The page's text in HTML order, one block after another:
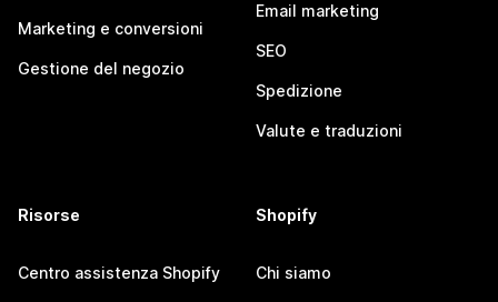
Marketing e conversioni
Gestione del negozio
Email marketing
SEO
Spedizione
Valute e traduzioni
Risorse
Centro assistenza Shopify
Shopify
Chi siamo